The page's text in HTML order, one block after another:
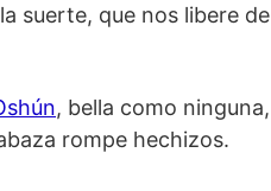
suerte, que nos libere
, bella como
rompe hechizos.